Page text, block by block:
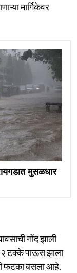
मार्गिकेवर
मुसळधार
नोंद झाली
टक्के पाऊस झाला
फटका बसला आहे.